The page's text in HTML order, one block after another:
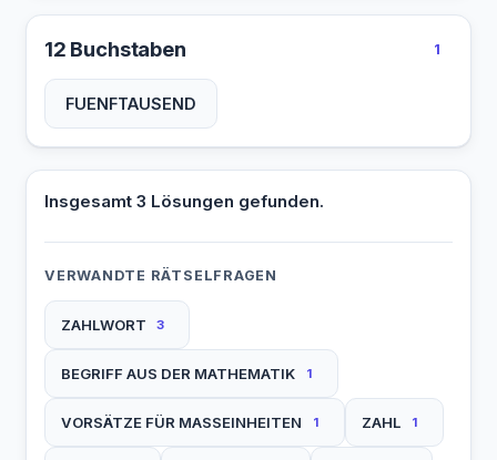
12 Buchstaben 1
FUENFTAUSEND
Insgesamt 3 Lösungen gefunden.
VERWANDTE RÄTSELFRAGEN
ZAHLWORT 3
BEGRIFF AUS DER MATHEMATIK 1
VORSÄTZE FÜR MASSEINHEITEN 1 ZAHL 1